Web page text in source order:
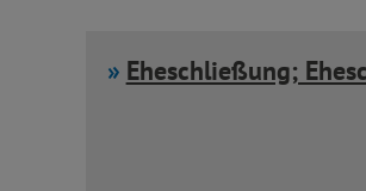
Eheschließung;